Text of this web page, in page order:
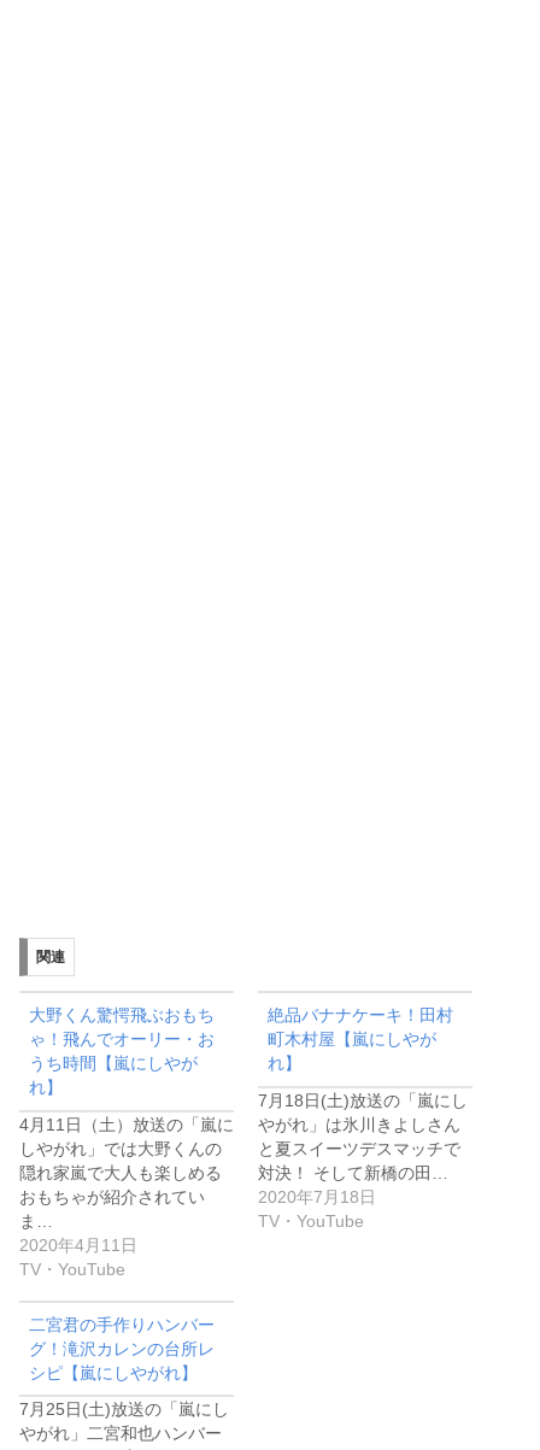
関連
大野くん驚愕飛ぶおもち
ゃ！飛んでオーリー・お
うち時間【嵐にしやが
れ】
4月11日（土）放送の「嵐に
しやがれ」では大野くんの
隠れ家嵐で大人も楽しめる
おもちゃが紹介されてい
ま…
2020年4月11日
TV・YouTube
絶品バナナケーキ！田村
町木村屋【嵐にしやが
れ】
7月18日(土)放送の「嵐にし
やがれ」は氷川きよしさん
と夏スイーツデスマッチで
対決！ そして新橋の田…
2020年7月18日
TV・YouTube
二宮君の手作りハンバー
グ！滝沢カレンの台所レ
シピ【嵐にしやがれ】
7月25日(土)放送の「嵐にし
やがれ」二宮和也ハンバー